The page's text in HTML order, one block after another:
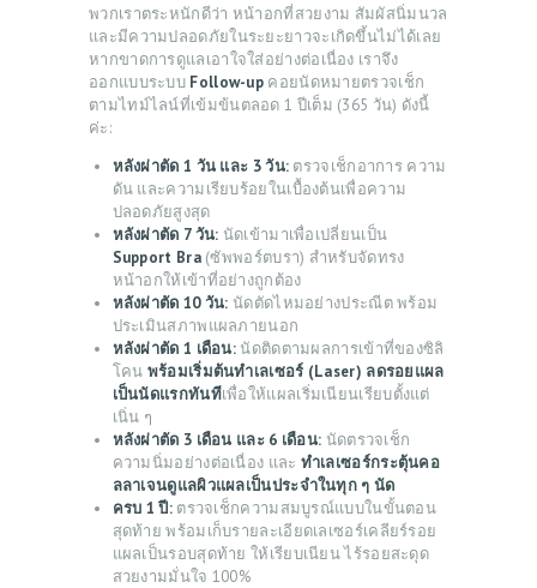
ABOUT US
SERVICES
BEAUTY TIPS
PRE & POST CAUTIONS
CONSULT & RESERVATION
พวกเราตระหนักดีว่า หน้าอกที่สวยงาม สัมผัสนิ่มนวล
และมีความปลอดภัยในระยะยาวจะเกิดขึ้นไม่ได้เลย
หากขาดการดูแลเอาใจใส่อย่างต่อเนื่อง เราจึง
ออกแบบระบบ Follow-up คอยนัดหมายตรวจเช็ก
ตามไทม์ไลน์ที่เข้มข้นตลอด 1 ปีเต็ม (365 วัน) ดังนี้
ค่ะ:
หลังผ่าตัด 1 วัน และ 3 วัน: ตรวจเช็กอาการ ความ
ดัน และความเรียบร้อยในเบื้องต้นเพื่อความ
ปลอดภัยสูงสุด
หลังผ่าตัด 7 วัน: นัดเข้ามาเพื่อเปลี่ยนเป็น
Support Bra(ซัพพอร์ตบรา) สำหรับจัดทรง
หน้าอกให้เข้าที่อย่างถูกต้อง
หลังผ่าตัด 10 วัน: นัดตัดไหมอย่างประณีต พร้อม
ประเมินสภาพแผลภายนอก
หลังผ่าตัด 1 เดือน:นัดติดตามผลการเข้าที่ของซิลิ
โคน พร้อมเริ่มต้นทำเลเซอร์ (Laser) ลดรอยแผล
เป็นนัดแรกทันทีเพื่อให้แผลเริ่มเนียนเรียบตั้งแต่
เนิ่น ๆ
หลังผ่าตัด 3 เดือน และ 6 เดือน: นัดตรวจเช็ก
ความนิ่มอย่างต่อเนื่อง และ ทำเลเซอร์กระตุ้นคอ
ลลาเจนดูแลผิวแผลเป็นประจำในทุก ๆ นัด
ครบ 1 ปี:ตรวจเช็กความสมบูรณ์แบบในขั้นตอน
สุดท้าย พร้อมเก็บรายละเอียดเลเซอร์เคลียร์รอย
แผลเป็นรอบสุดท้าย ให้เรียบเนียน ไร้รอยสะดุด
สวยงามมั่นใจ 100%